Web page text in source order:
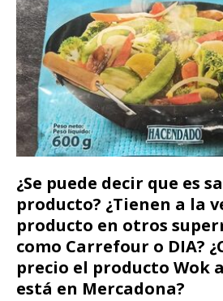
¿Se puede decir que es
producto? ¿Tienen a la
producto en otros
como Carrefour o DIA?
precio el producto Wok
está en Mercadona?